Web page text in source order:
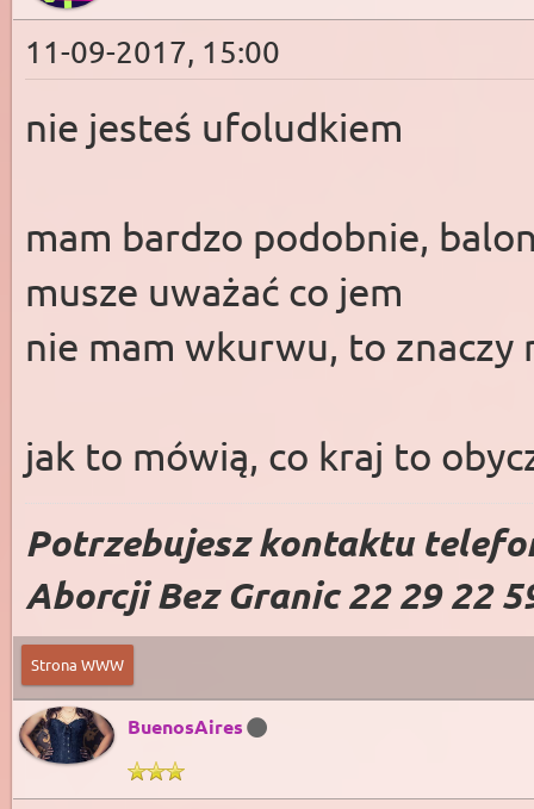
11-09-2017, 15:00
nie jesteś ufoludkiem
mam bardzo podobnie,
musze uważać co jem
nie mam wkurwu, to znaczy
jak to mówią, co kraj to
Potrzebujesz kontaktu
Aborcji Bez Granic 22 29 22
Strona WWW
BuenosAires